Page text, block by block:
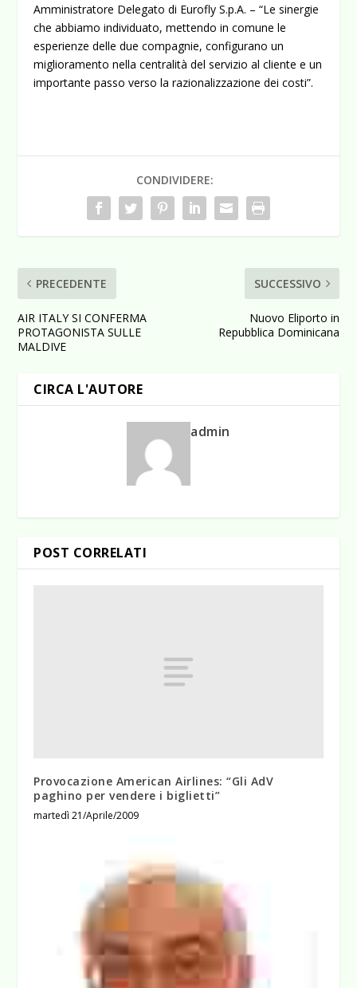
Amministratore Delegato di Eurofly S.p.A. – “Le sinergie
che abbiamo individuato, mettendo in comune le
esperienze delle due compagnie, configurano un
miglioramento nella centralità del servizio al cliente e un
importante passo verso la razionalizzazione dei costi”.
CONDIVIDERE:
PRECEDENTE
AIR ITALY SI CONFERMA
PROTAGONISTA SULLE
MALDIVE
SUCCESSIVO
Nuovo Eliporto in
Repubblica Dominicana
CIRCA L'AUTORE
admin
POST CORRELATI
Provocazione American Airlines: “Gli AdV
paghino per vendere i biglietti”
martedì 21/Aprile/2009